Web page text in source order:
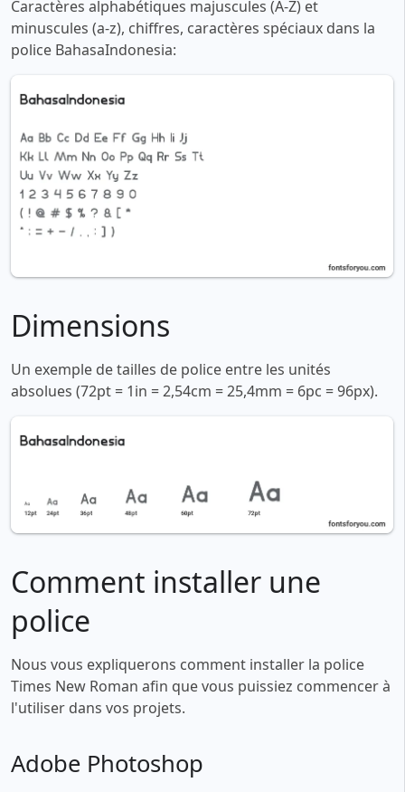
Caractères alphabétiques majuscules (A-Z) et
minuscules (a-z), chiffres, caractères spéciaux dans la
police BahasaIndonesia:
Dimensions
Un exemple de tailles de police entre les unités
absolues (72pt = 1in = 2,54cm = 25,4mm = 6pc = 96px).
Comment installer une
police
Nous vous expliquerons comment installer la police
Times New Roman afin que vous puissiez commencer à
l'utiliser dans vos projets.
Adobe Photoshop